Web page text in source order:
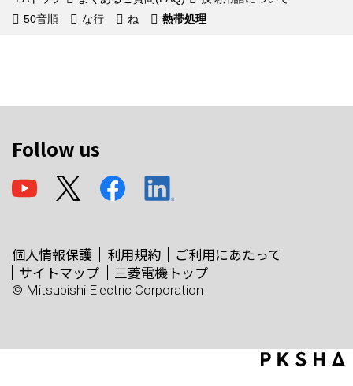
50音順
な行 ね 熱帯処理
Follow us
個人情報保護 利用規約
ご利用にあたって
サイトマップ
三菱電機トップ
© Mitsubishi Electric Corporation